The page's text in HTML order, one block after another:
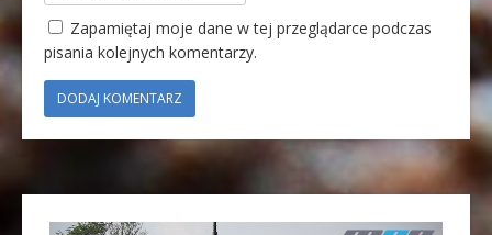
Zapamiętaj moje dane w tej przeglądarce podczas
pisania kolejnych komentarzy.